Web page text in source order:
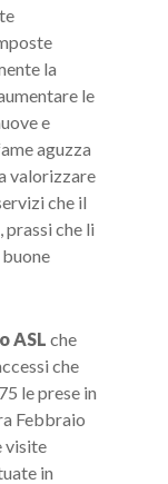
la
le
e
aguzza
valorizzare
che il
che li
ASL che
che
le prese in
Febbraio
visite
in